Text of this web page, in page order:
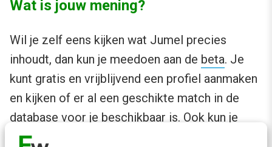
Wat is jouw mening?
Wil je zelf eens kijken wat Jumel precies
inhoudt, dan kun je meedoen aan de beta. Je
kunt gratis en vrijblijvend een profiel aanmaken
en kijken of er al een geschikte match in de
database voor je beschikbaar is. Ook kun je
helpen met het verder ontwikkelen van de